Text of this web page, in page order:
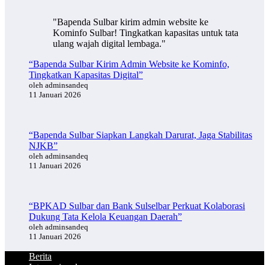
"Bapenda Sulbar kirim admin website ke
Kominfo Sulbar! Tingkatkan kapasitas untuk tata
ulang wajah digital lembaga."
“Bapenda Sulbar Kirim Admin Website ke Kominfo,
Tingkatkan Kapasitas Digital”
oleh adminsandeq
11 Januari 2026
“Bapenda Sulbar Siapkan Langkah Darurat, Jaga Stabilitas
NJKB”
oleh adminsandeq
11 Januari 2026
“BPKAD Sulbar dan Bank Sulselbar Perkuat Kolaborasi
Dukung Tata Kelola Keuangan Daerah”
oleh adminsandeq
11 Januari 2026
Berita